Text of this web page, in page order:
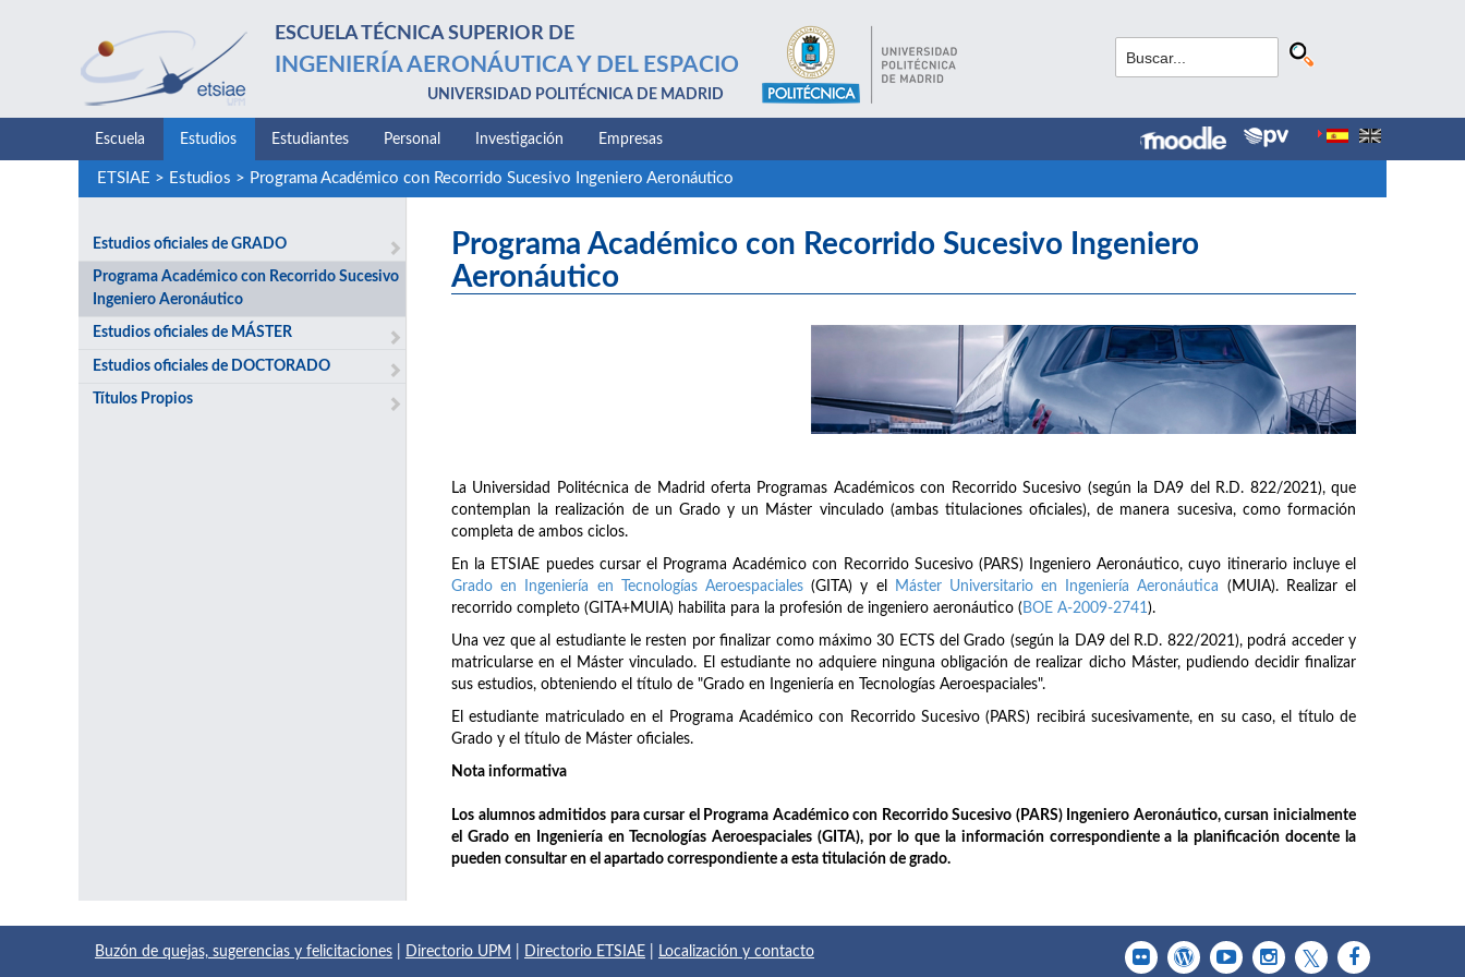
ESCUELA TÉCNICA SUPERIOR DE
INGENIERÍA AERONÁUTICA Y DEL ESPACIO
UNIVERSIDAD POLITÉCNICA DE MADRID
Escuela Estudios Estudiantes Personal Investigación Empresas
ETSIAE > Estudios > Programa Académico con Recorrido Sucesivo Ingeniero Aeronáutico
Estudios oficiales de GRADO
Programa Académico con Recorrido Sucesivo
Ingeniero Aeronáutico
Estudios oficiales de MÁSTER
Estudios oficiales de DOCTORADO
Títulos Propios
Programa Académico con Recorrido Sucesivo Ingeniero
Aeronáutico
La Universidad Politécnica de Madrid oferta Programas Académicos con Recorrido Sucesivo (según la DA9 del R.D. 822/2021), que
contemplan la realización de un Grado y un Máster vinculado (ambas titulaciones oficiales), de manera sucesiva, como formación
completa de ambos ciclos.
En la ETSIAE puedes cursar el Programa Académico con Recorrido Sucesivo (PARS) Ingeniero Aeronáutico, cuyo itinerario incluye el
Grado en Ingeniería en Tecnologías Aeroespaciales(GITA) y el Máster Universitario en Ingeniería Aeronáutica
(MUIA). Realizar el
recorrido completo (GITA+MUIA) habilita para la profesión de ingeniero aeronáutico ( BOE A-2009-2741).
Una vez que al estudiante le resten por finalizar como máximo 30 ECTS del Grado (según la DA9 del R.D. 822/2021), podrá acceder y
matricularse en el Máster vinculado. El estudiante no adquiere ninguna obligación de realizar dicho Máster, pudiendo decidir finalizar
sus estudios, obteniendo el título de "Grado en Ingeniería en Tecnologías Aeroespaciales".
El estudiante matriculado en el Programa Académico con Recorrido Sucesivo (PARS) recibirá sucesivamente, en su caso, el título de
Grado y el título de Máster oficiales.
Nota informativa
Los alumnos admitidos para cursar el Programa Académico con Recorrido Sucesivo (PARS) Ingeniero Aeronáutico, cursan inicialmente
el Grado en Ingeniería en Tecnologías Aeroespaciales (GITA), por lo que la información correspondiente a la planificación docente la
pueden consultar en el apartado correspondiente a esta titulación de grado.
Buzón de quejas, sugerencias y felicitaciones Directorio UPM Directorio ETSIAE Localización y contacto